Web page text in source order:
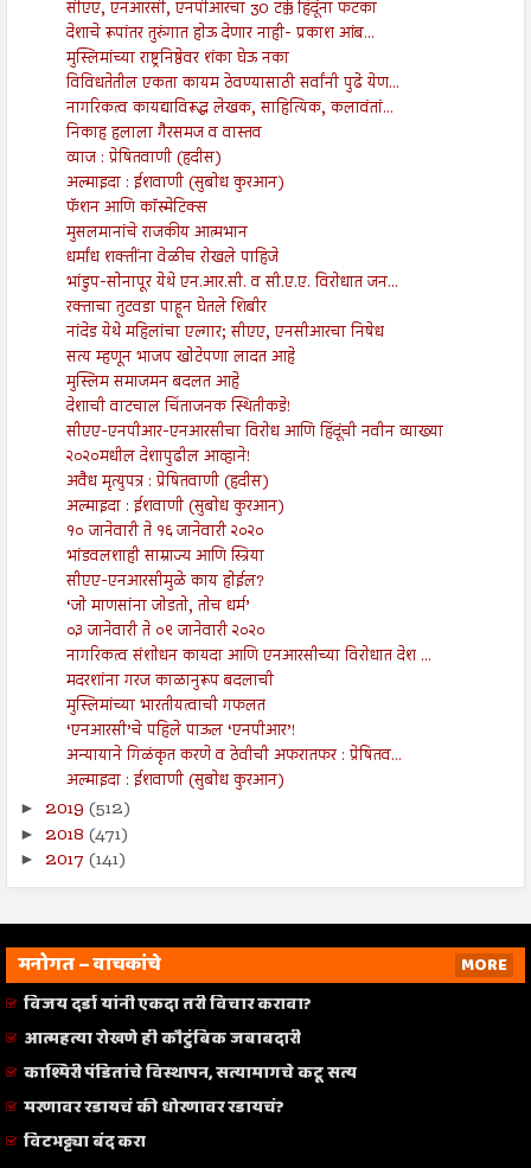
सीएए, एनआरसी, एनपीआरचा 30 टक्के हिंदूंना फटका
देशाचे रूपांतर तुरुंगात होऊ देणार नाही- प्रकाश आंब...
मुस्लिमांच्या राष्ट्रनिष्ठेवर शंका घेऊ नका
विविधतेतील एकता कायम ठेवण्यासाठी सर्वांनी पुढे येण...
नागरिकत्व कायद्याविरूद्ध लेखक, साहित्यिक, कलावंतां...
निकाह हलाला गैरसमज व वास्तव
व्याज : प्रेषितवाणी (हदीस)
अल्माइदा : ईशवाणी (सुबोध कुरआन)
फॅशन आणि कॉस्मेटिक्स
मुसलमानांचे राजकीय आत्मभान
धर्मांध शक्तींना वेळीच रोखले पाहिजे
भांडुप-सोनापूर येथे एन.आर.सी. व सी.ए.ए. विरोधात जन...
रक्ताचा तुटवडा पाहून घेतले शिबीर
नांदेड येथे महिलांचा एल्गार; सीएए, एनसीआरचा निषेध
सत्य म्हणून भाजप खोटेपणा लादत आहे
मुस्लिम समाजमन बदलत आहे
देशाची वाटचाल चिंताजनक स्थितीकडे!
सीएए-एनपीआर-एनआरसीचा विरोध आणि हिंदूंची नवीन व्याख्या
२०२०मधील देशापुढील आव्हाने!
अवैध मृत्युपत्र : प्रेषितवाणी (हदीस)
अल्माइदा : ईशवाणी (सुबोध कुरआन)
१० जानेवारी ते १६ जानेवारी २०२०
भांडवलशाही साम्राज्य आणि स्त्रिया
सीएए-एनआरसीमुळे काय होईल?
‘जो माणसांना जोडतो, तोच धर्म’
०३ जानेवारी ते ०९ जानेवारी २०२०
नागरिकत्व संशोधन कायदा आणि एनआरसीच्या विरोधात देश ...
मदरशांना गरज काळानुरूप बदलाची
मुस्लिमांच्या भारतीयत्वाची गफलत
‘एनआरसी’चे पहिले पाऊल ‘एनपीआर’!
अन्यायाने गिळंकृत करणे व ठेवीची अफरातफर : प्रेषितव...
अल्माइदा : ईशवाणी (सुबोध कुरआन)
► 2019 (512)
► 2018 (471)
► 2017 (141)
मनोगत – वाचकांचे
MORE
विजय दर्डा यांनी एकदा तरी विचार करावा?
आत्महत्या रोखणे ही कौटुंबिक जबाबदारी
काश्मिरी पंडितांचे विस्थापन, सत्यामागचे कटू सत्य
मरणावर रडायचं की धोरणावर रडायचं?
विटभट्ट्या बंद करा